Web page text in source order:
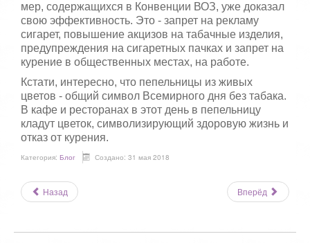
мер, содержащихся в Конвенции ВОЗ, уже доказал
свою эффективность. Это - запрет на рекламу
сигарет, повышение акцизов на табачные изделия,
предупреждения на сигаретных пачках и запрет на
курение в общественных местах, на работе.
Кстати, интересно, что пепельницы из живых
цветов - общий символ Всемирного дня без табака.
В кафе и ресторанах в этот день в пепельницу
кладут цветок, символизирующий здоровую жизнь и
отказ от курения.
Категория: Блог Создано: 31 мая 2018
Назад Вперёд